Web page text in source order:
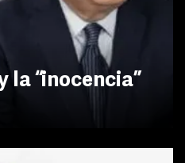
la “inocencia”